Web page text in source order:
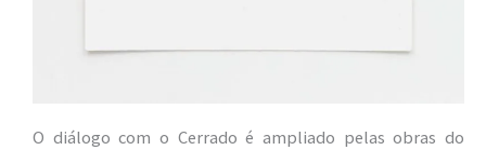
O diálogo com o Cerrado é ampliado pelas obras do